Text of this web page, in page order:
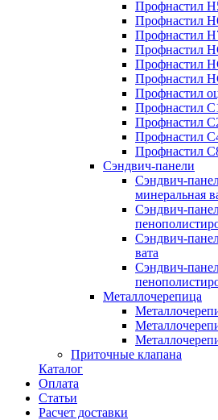
Профнастил
Профнастил
Профнастил
Профнастил
Профнастил
Профнастил
Профнастил
Профнастил
Профнастил
Профнастил
Профнастил
Сэндвич-панели
Сэндвич-
минеральная
Сэндвич-
Сэндвич-
вата
Сэндвич-
Металлочерепица
Приточные клапана
Каталог
Оплата
Статьи
Расчет доставки